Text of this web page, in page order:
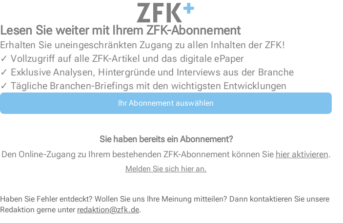
Lesen Sie weiter mit Ihrem ZFK-Abonnement
Erhalten Sie uneingeschränkten Zugang zu allen Inhalten der ZFK!
✓ Vollzugriff auf alle ZFK-Artikel und das digitale ePaper
✓ Exklusive Analysen, Hintergründe und Interviews aus der Branche
✓ Tägliche Branchen-Briefings mit den wichtigsten Entwicklungen
Ihr Abonnement auswählen
Sie haben bereits ein Abonnement?
Den Online-Zugang zu Ihrem bestehenden ZFK-Abonnement können Sie hier aktivieren.
Melden Sie sich hier an.
Haben Sie Fehler entdeckt? Wollen Sie uns Ihre Meinung mitteilen? Dann kontaktieren Sie unsere
Redaktion gerne unter redaktion@zfk.de.